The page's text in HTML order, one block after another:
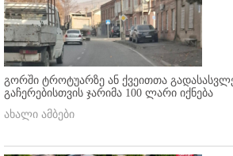
გორში ტროტუარზე ან ქვეითთა
გაჩერებისთვის ჯარიმა 100 ლარი იქნება
ახალი ამბები